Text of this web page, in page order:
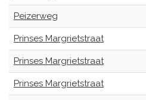
Peizerweg
Prinses Margrietstraat
Prinses Margrietstraat
Prinses Margrietstraat